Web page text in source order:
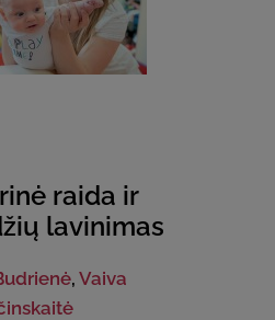
raida ir
lavinimas
,Vaiva